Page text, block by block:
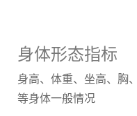
身体形态指标
身高、体重、坐高、胸
等身体一般情况